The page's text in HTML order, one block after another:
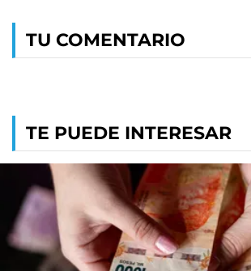
TU COMENTARIO
TE PUEDE INTERESAR